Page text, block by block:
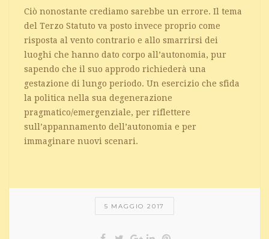
Ciò nonostante crediamo sarebbe un errore. Il tema
del Terzo Statuto va posto invece proprio come
risposta al vento contrario e allo smarrirsi dei
luoghi che hanno dato corpo all’autonomia, pur
sapendo che il suo approdo richiederà una
gestazione di lungo periodo. Un esercizio che sfida
la politica nella sua degenerazione
pragmatico/emergenziale, per riflettere
sull’appannamento dell’autonomia e per
immaginare nuovi scenari.
5 MAGGIO 2017